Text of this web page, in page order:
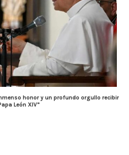
honor y un profundo orgullo recibir
León XIV”